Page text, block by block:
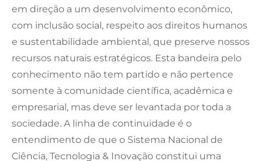
em direção a um desenvolvimento econômico,
com inclusão social, respeito aos direitos humanos
e sustentabilidade ambiental, que preserve nossos
recursos naturais estratégicos. Esta bandeira pelo
conhecimento não tem partido e não pertence
somente à comunidade científica, acadêmica e
empresarial, mas deve ser levantada por toda a
sociedade. A linha de continuidade é o
entendimento de que o Sistema Nacional de
Ciência, Tecnologia & Inovação constitui uma